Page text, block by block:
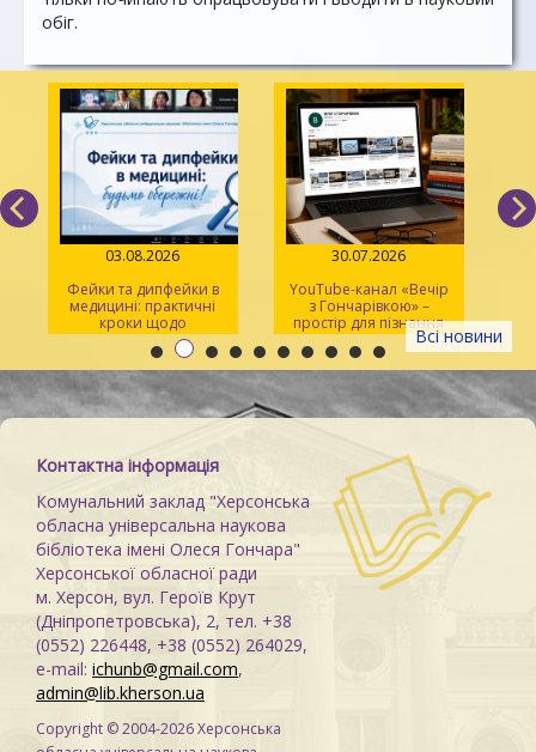
обіг.
Всі новини
03.08.2026
Фейки та дипфейки в
медицині: практичні
кроки щодо
розпізнавання
30.07.2026
YouTube-канал «Вечір
з Гончарівкою» –
простір для пізнання
та натхнення
Контактна інформація
Комунальний заклад "Херсонська
обласна універсальна наукова
бібліотека імені Олеся Гончара"
Херсонської обласної ради
м. Херсон, вул. Героїв Крут
(Дніпропетровська), 2, тел. +38
(0552) 226448, +38 (0552) 264029,
e-mail: ichunb@gmail.com,
admin@lib.kherson.ua
Copyright © 2004-2026 Херсонська